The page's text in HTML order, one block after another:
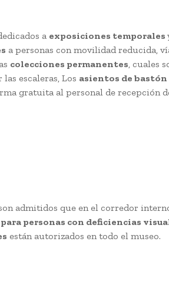
a exposiciones temporales
a personas con movilidad reducida,
colecciones permanentes, cuales
escaleras, Los asientos de bastón
gratuita al personal de recepción
admitidos que en el corredor
personas con deficiencias
están autorizados en todo el museo.